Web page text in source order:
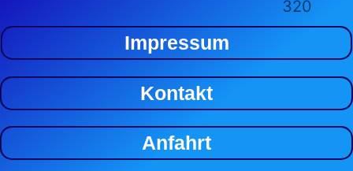
Impressum
Kontakt
Anfahrt